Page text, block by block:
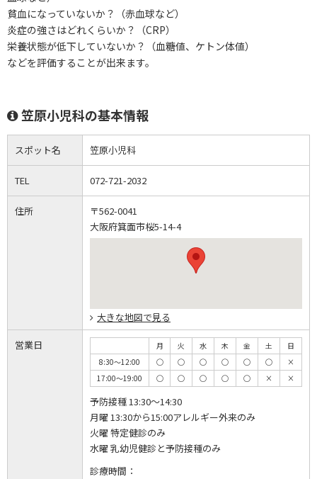
貧血になっていないか？（赤血球など）
炎症の強さはどれくらいか？（CRP）
栄養状態が低下していないか？（血糖値、ケトン体値）
などを評価することが出来ます。
笠原小児科の基本情報
スポット名 笠原小児科
TEL 072-721-2032
住所
〒562-0041
大阪府箕面市桜5-14-4
大きな地図で見る
営業日 月 火 水 木 金 土
日
8:30～12:00
◯ ◯ ◯ ◯ ◯ ◯
×
17:00～19:00
◯ ◯ ◯ ◯ ◯ × ×
予防接種 13:30～14:30
月曜 13:30から15:00アレルギー外来のみ
火曜 特定健診のみ
水曜 乳幼児健診と予防接種のみ
診療時間：